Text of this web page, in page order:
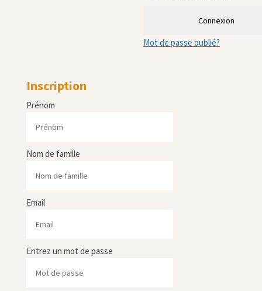
Connexion
Mot de passe oublié?
Inscription
Prénom
Nom de famille
Email
Entrez un mot de passe